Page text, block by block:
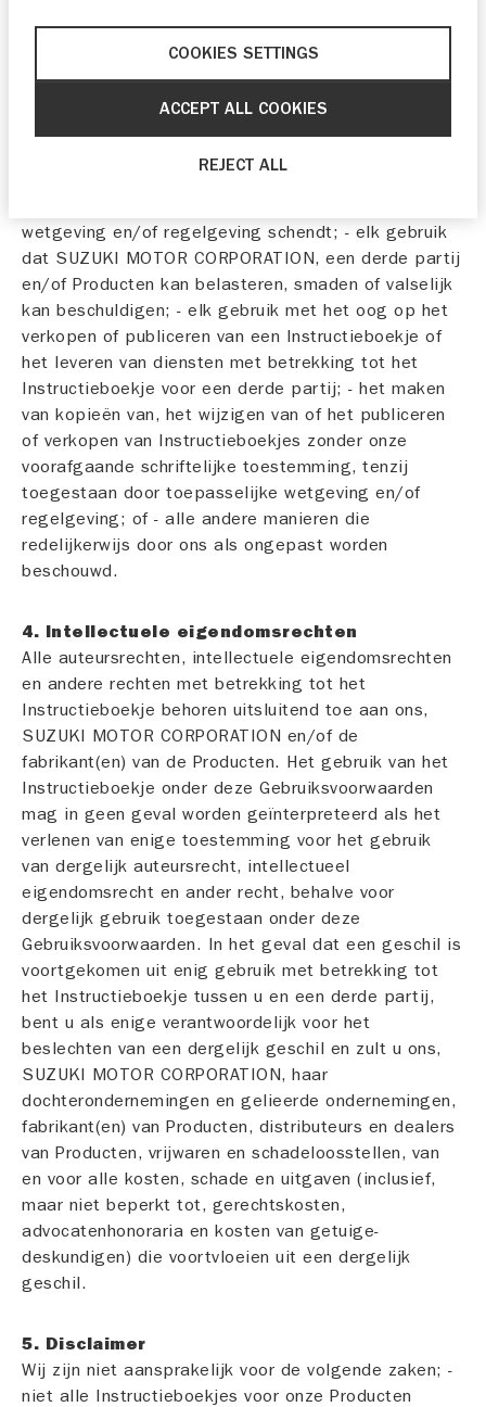
op een van de volgende manieren: - elk gebruik dat
wetgeving en/of regelgeving schendt; - elk gebruik
dat SUZUKI MOTOR CORPORATION, een derde partij
en/of Producten kan belasteren, smaden of valselijk
kan beschuldigen; - elk gebruik met het oog op het
verkopen of publiceren van een Instructieboekje of
het leveren van diensten met betrekking tot het
Instructieboekje voor een derde partij; - het maken
van kopieën van, het wijzigen van of het publiceren
of verkopen van Instructieboekjes zonder onze
voorafgaande schriftelijke toestemming, tenzij
toegestaan door toepasselijke wetgeving en/of
regelgeving; of - alle andere manieren die
redelijkerwijs door ons als ongepast worden
beschouwd.
4. Intellectuele eigendomsrechten
Alle auteursrechten, intellectuele eigendomsrechten
en andere rechten met betrekking tot het
Instructieboekje behoren uitsluitend toe aan ons,
SUZUKI MOTOR CORPORATION en/of de
fabrikant(en) van de Producten. Het gebruik van het
Instructieboekje onder deze Gebruiksvoorwaarden
mag in geen geval worden geïnterpreteerd als het
verlenen van enige toestemming voor het gebruik
van dergelijk auteursrecht, intellectueel
eigendomsrecht en ander recht, behalve voor
dergelijk gebruik toegestaan onder deze
Gebruiksvoorwaarden. In het geval dat een geschil is
voortgekomen uit enig gebruik met betrekking tot
het Instructieboekje tussen u en een derde partij,
bent u als enige verantwoordelijk voor het
beslechten van een dergelijk geschil en zult u ons,
SUZUKI MOTOR CORPORATION, haar
dochterondernemingen en gelieerde ondernemingen,
fabrikant(en) van Producten, distributeurs en dealers
van Producten, vrijwaren en schadeloosstellen, van
en voor alle kosten, schade en uitgaven (inclusief,
maar niet beperkt tot, gerechtskosten,
advocatenhonoraria en kosten van getuige-
deskundigen) die voortvloeien uit een dergelijk
geschil.
5. Disclaimer
Wij zijn niet aansprakelijk voor de volgende zaken; -
niet alle Instructieboekjes voor onze Producten
COOKIES SETTINGS
REJECT ALL
ACCEPT ALL COOKIES